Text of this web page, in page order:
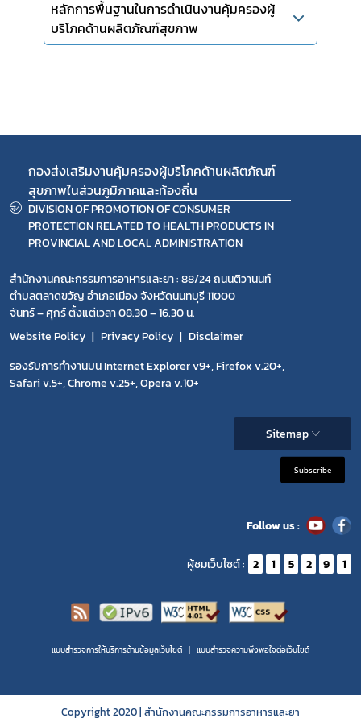
หลักการพื้นฐานในการดำเนินงานคุ้มครองผู้
บริโภคด้านผลิตภัณฑ์สุขภาพ
กองส่งเสริมงานคุ้มครองผู้บริโภคด้านผลิตภัณฑ์
สุขภาพในส่วนภูมิภาคและท้องถิ่น
DIVISION OF PROMOTION OF CONSUMER
PROTECTION RELATED TO HEALTH PRODUCTS IN
PROVINCIAL AND LOCAL ADMINISTRATION
สำนักงานคณะกรรมการอาหารและยา : 88/24 ถนนติวานนท์
ตำบลตลาดขวัญ อำเภอเมือง จังหวัดนนทบุรี 11000
จันทร์ – ศุกร์ ตั้งแต่เวลา 08.30 – 16.30 น.
Website Policy
Privacy Policy
Disclaimer
รองรับการทำงานบน Internet Explorer v9+, Firefox v.20+,
Safari v.5+, Chrome v.25+, Opera v.10+
Sitemap
Subscribe
Follow us :
ผู้ชมเว็บไซต์ : 2 1 5 2 9 1
แบบสำรวจการให้บริการด้านข้อมูลเว็บไซต์ แบบสำรวจความพีงพอใจต่อเว็บไซต์
Copyright 2020 | สำนักงานคณะกรรมการอาหารและยา
covid
พรบ